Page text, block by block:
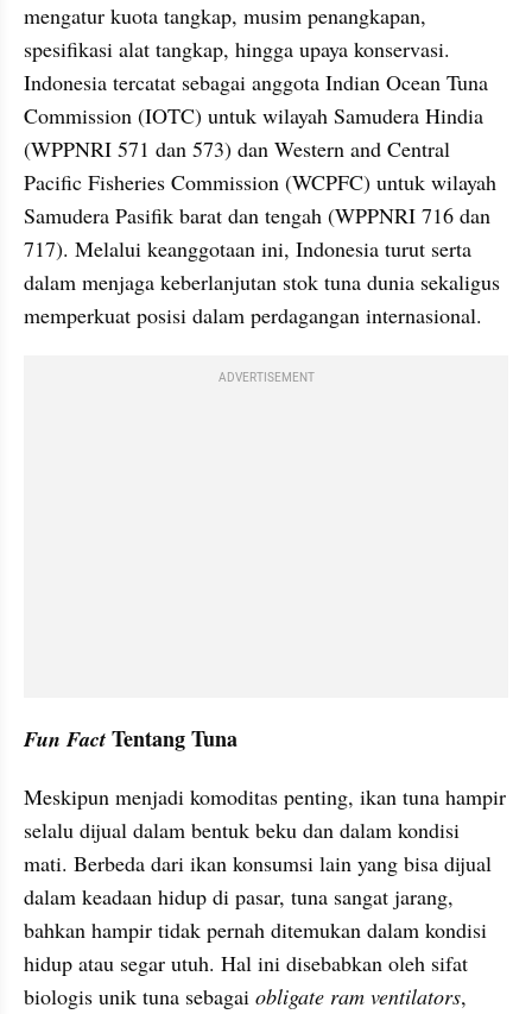
mengatur kuota tangkap, musim penangkapan,
spesifikasi alat tangkap, hingga upaya konservasi.
Indonesia tercatat sebagai anggota Indian Ocean Tuna
Commission (IOTC) untuk wilayah Samudera Hindia
(WPPNRI 571 dan 573) dan Western and Central
Pacific Fisheries Commission (WCPFC) untuk wilayah
Samudera Pasifik barat dan tengah (WPPNRI 716 dan
717). Melalui keanggotaan ini, Indonesia turut serta
dalam menjaga keberlanjutan stok tuna dunia sekaligus
memperkuat posisi dalam perdagangan internasional.
ADVERTISEMENT
Fun Fact Tentang Tuna
Meskipun menjadi komoditas penting, ikan tuna hampir
selalu dijual dalam bentuk beku dan dalam kondisi
mati. Berbeda dari ikan konsumsi lain yang bisa dijual
dalam keadaan hidup di pasar, tuna sangat jarang,
bahkan hampir tidak pernah ditemukan dalam kondisi
hidup atau segar utuh. Hal ini disebabkan oleh sifat
biologis unik tuna sebagai obligate ram ventilators,